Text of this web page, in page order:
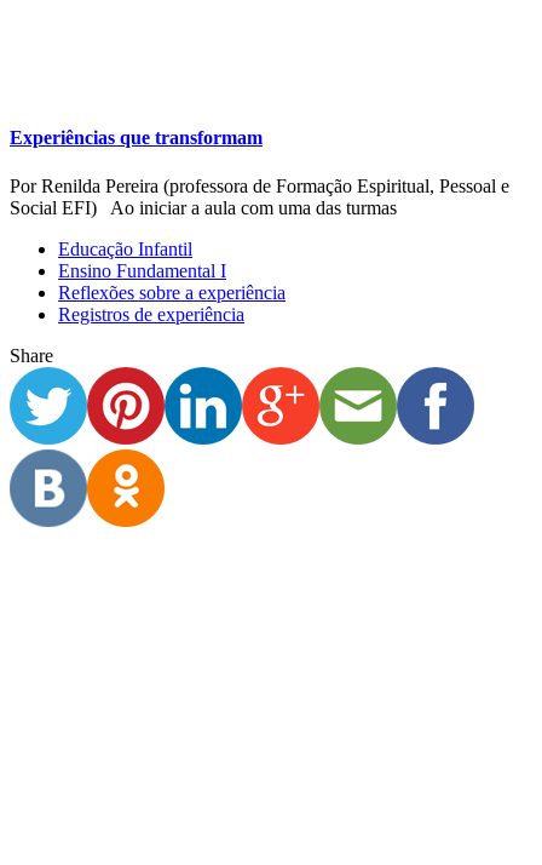
Experiências que transformam
Por Renilda Pereira (professora de Formação Espiritual, Pessoal e
Social EFI) Ao iniciar a aula com uma das turmas
Educação Infantil
Ensino Fundamental I
Reflexões sobre a experiência
Registros de experiência
Share